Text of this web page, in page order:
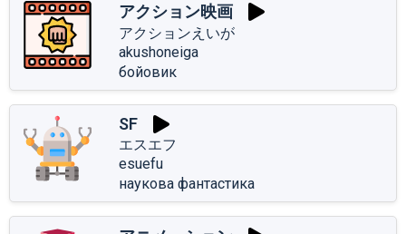
アクション映画
アクションえいが
akushoneiga
бойовик
SF
エスエフ
esuefu
наукова фантастика